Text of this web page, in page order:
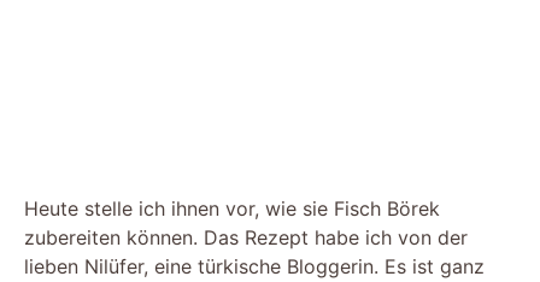
Heute stelle ich ihnen vor, wie sie Fisch Börek
zubereiten können. Das Rezept habe ich von der
lieben Nilüfer, eine türkische Bloggerin. Es ist ganz